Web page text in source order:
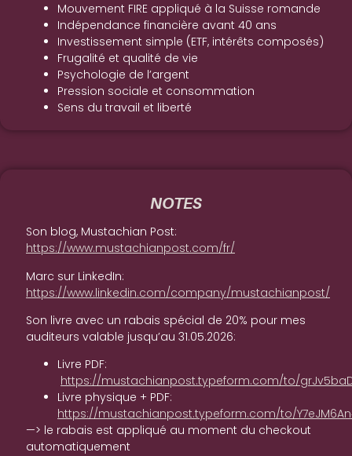
Mouvement FIRE appliqué à la Suisse romande
Indépendance financière avant 40 ans
Investissement simple (ETF, intérêts composés)
Frugalité et qualité de vie
Psychologie de l’argent
Pression sociale et consommation
Sens du travail et liberté
NOTES
Son blog, Mustachian Post:
https://www.mustachianpost.com/fr/
Marc sur LinkedIn:
https://www.linkedin.com/company/mustachianpost/
Son livre avec un rabais spécial de 20% pour mes
auditeurs valable jusqu’au 31.05.2026:
Livre PDF:
https://mustachianpost.typeform.com/to/
Livre physique + PDF:
https://mustachianpost.typeform.com/to/
—> le rabais est appliqué au moment du checkout
automatiquement